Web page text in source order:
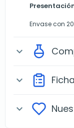
Envase con
expand_more
expand_more
expand_more